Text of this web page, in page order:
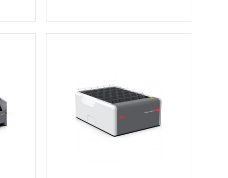
Ver más información